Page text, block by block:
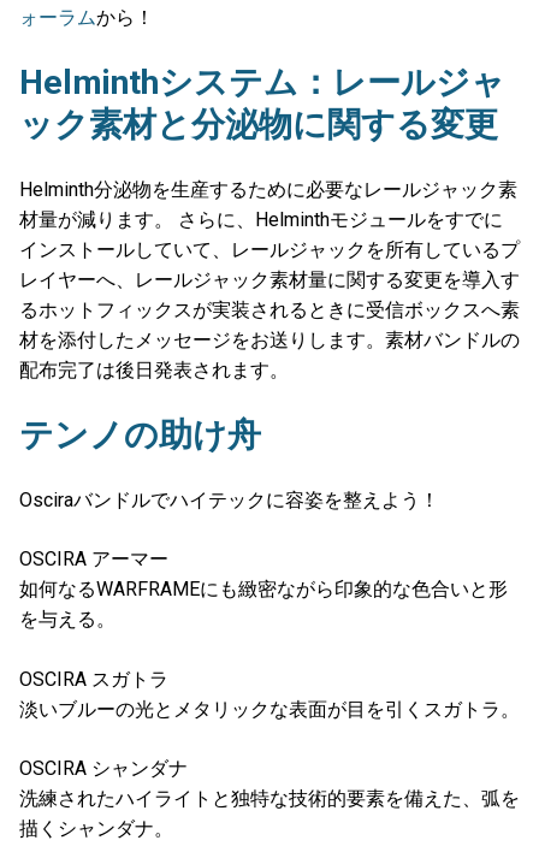
ォーラムから！
Helminthシステム：レールジャ
ック素材と分泌物に関する変更
Helminth分泌物を生産するために必要なレールジャック素
材量が減ります。 さらに、Helminthモジュールをすでに
インストールしていて、レールジャックを所有しているプ
レイヤーへ、レールジャック素材量に関する変更を導入す
るホットフィックスが実装されるときに受信ボックスへ素
材を添付したメッセージをお送りします。素材バンドルの
配布完了は後日発表されます。
テンノの助け舟
Osciraバンドルでハイテックに容姿を整えよう！
OSCIRA アーマー
如何なるWARFRAMEにも緻密ながら印象的な色合いと形
を与える。
OSCIRA スガトラ
淡いブルーの光とメタリックな表面が目を引くスガトラ。
OSCIRA シャンダナ
洗練されたハイライトと独特な技術的要素を備えた、弧を
描くシャンダナ。